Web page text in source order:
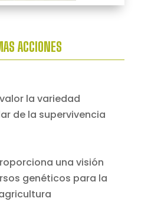
ACCIONES
valor la variedad
de la supervivencia
una visión
genéticos para la